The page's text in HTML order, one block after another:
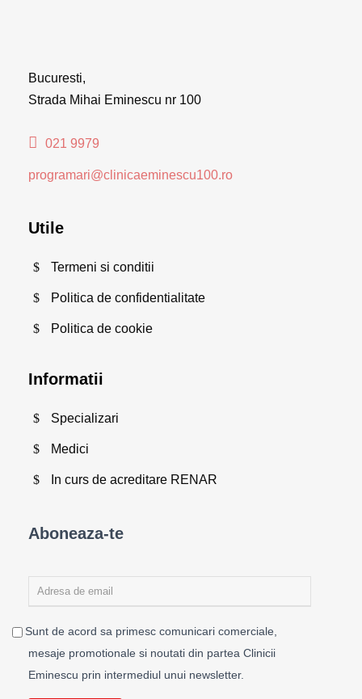
Bucuresti,
Strada Mihai Eminescu nr 100
021 9979
programari@clinicaeminescu100.ro
Utile
Termeni si conditii
Politica de confidentialitate
Politica de cookie
Informatii
Specializari
Medici
In curs de acreditare RENAR
Aboneaza-te
Sunt de acord sa primesc comunicari comerciale,
mesaje promotionale si noutati din partea Clinicii
Eminescu prin intermediul unui newsletter.